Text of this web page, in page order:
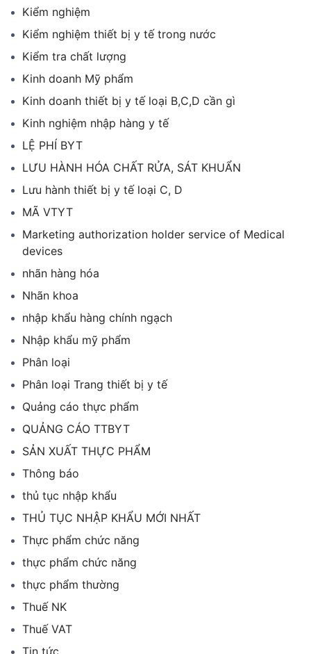
Kiểm nghiệm
Kiểm nghiệm thiết bị y tế trong nước
Kiểm tra chất lượng
Kinh doanh Mỹ phẩm
Kinh doanh thiết bị y tế loại B,C,D cần gì
Kinh nghiệm nhập hàng y tế
LỆ PHÍ BYT
LƯU HÀNH HÓA CHẤT RỬA, SÁT KHUẨN
Lưu hành thiết bị y tế loại C, D
MÃ VTYT
Marketing authorization holder service of Medical
devices
nhãn hàng hóa
Nhãn khoa
nhập khẩu hàng chính ngạch
Nhập khẩu mỹ phẩm
Phân loại
Phân loại Trang thiết bị y tế
Quảng cáo thực phẩm
QUẢNG CÁO TTBYT
SẢN XUẤT THỰC PHẨM
Thông báo
thủ tục nhập khẩu
THỦ TỤC NHẬP KHẨU MỚI NHẤT
Thực phẩm chức năng
thực phẩm chức năng
thực phẩm thường
Thuế NK
Thuế VAT